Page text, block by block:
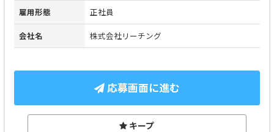
雇用形態 正社員
会社名 株式会社リーチング
応募画面に進む
キープ